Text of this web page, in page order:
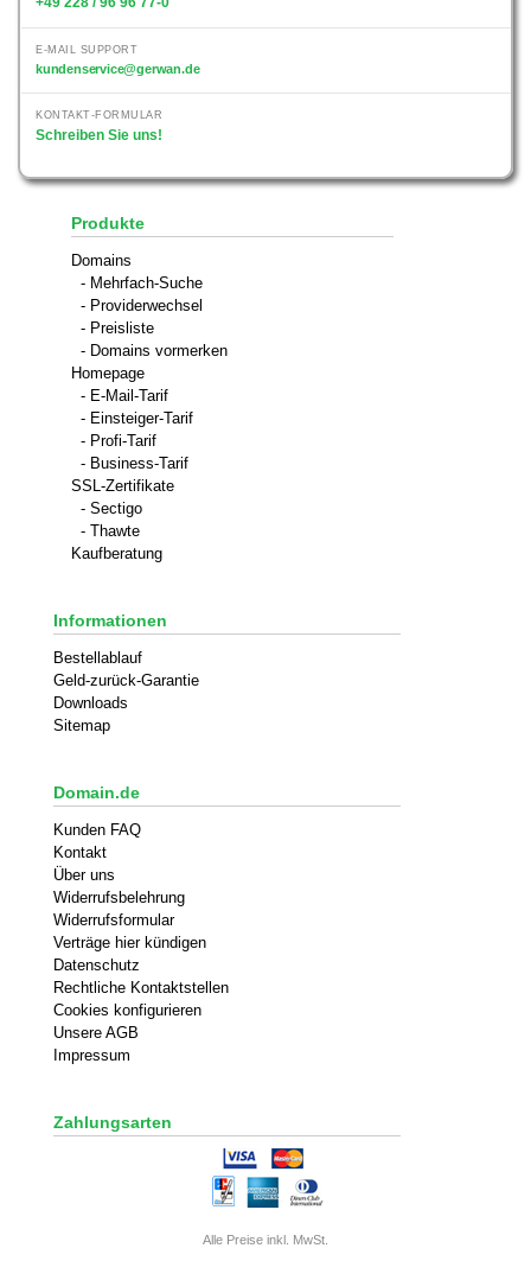
E-MAIL SUPPORT
kundenservice@gerwan.de
KONTAKT-FORMULAR
Schreiben Sie uns!
Produkte
Domains
- Mehrfach-Suche
- Providerwechsel
- Preisliste
- Domains vormerken
Homepage
- E-Mail-Tarif
- Einsteiger-Tarif
- Profi-Tarif
- Business-Tarif
SSL-Zertifikate
- Sectigo
- Thawte
Kaufberatung
Informationen
Bestellablauf
Geld-zurück-Garantie
Downloads
Sitemap
Domain.de
Kunden FAQ
Kontakt
Über uns
Widerrufsbelehrung
Widerrufsformular
Verträge hier kündigen
Datenschutz
Rechtliche Kontaktstellen
Cookies konfigurieren
Unsere AGB
Impressum
Zahlungsarten
Alle Preise inkl. MwSt.